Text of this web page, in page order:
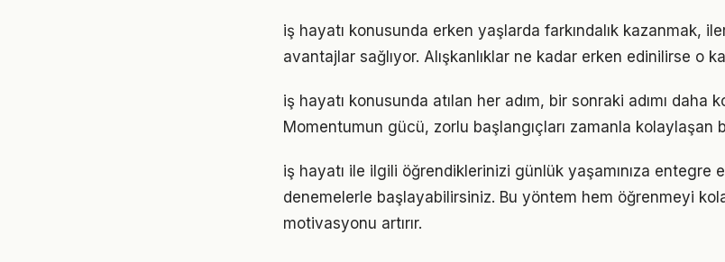
iş hayatı konusunda erken yaşlarda farkındalık kazanmak,
avantajlar sağlıyor. Alışkanlıklar ne kadar erken edinilirse o
iş hayatı konusunda atılan her adım, bir sonraki adımı daha
Momentumun gücü, zorlu başlangıçları zamanla kolaylaşan
iş hayatı ile ilgili öğrendiklerinizi günlük yaşamınıza entegre
denemelerle başlayabilirsiniz. Bu yöntem hem öğrenmeyi
motivasyonu artırır.